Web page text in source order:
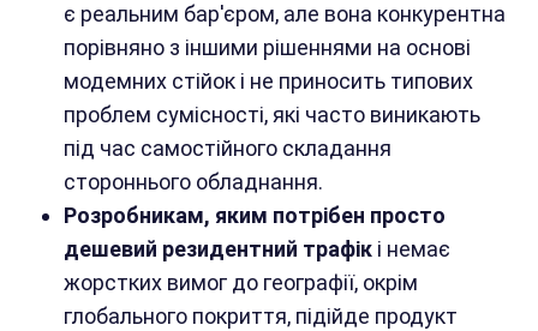
є реальним бар'єром, але вона конкурентна
порівняно з іншими рішеннями на основі
модемних стійок і не приносить типових
проблем сумісності, які часто виникають
під час самостійного складання
стороннього обладнання.
Розробникам, яким потрібен просто
дешевий резидентний трафікі немає
жорстких вимог до географії, окрім
глобального покриття, підійде продукт